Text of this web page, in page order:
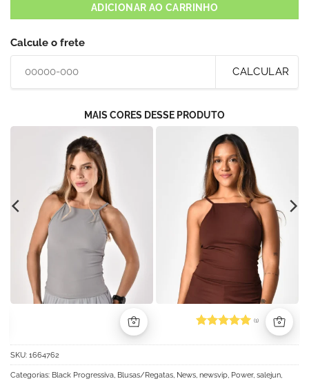
ADICIONAR AO CARRINHO
Calcule o frete
CALCULAR
MAIS CORES DESSE PRODUTO
de 5
(1)
SKU: 1664762
Categorias: Black Progressiva Blusas/Regatas News newsvip Power, salejun